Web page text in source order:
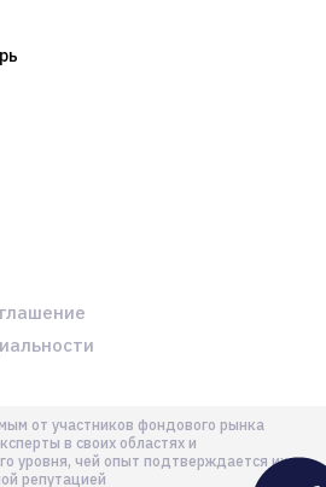
от участников фондового рынка
в своих областях и
уровня, чей опыт подтверждается их
репутацией